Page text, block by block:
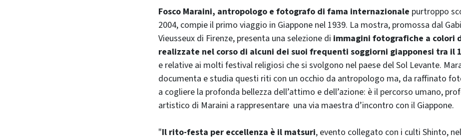
Fosco Maraini, antropologo e fotografo di fama internazionale purtroppo
2004, compie il primo viaggio in Giappone nel 1939. La mostra, promossa dal
Vieusseux di Firenze, presenta una selezione di immagini fotografiche a colori
realizzate nel corso di alcuni dei suoi frequenti soggiorni giapponesi tra il
e relative ai molti festival religiosi che si svolgono nel paese del Sol Levante.
documenta e studia questi riti con un occhio da antropologo ma, da raffinato
a cogliere la profonda bellezza dell’attimo e dell’azione: è il percorso umano,
artistico di Maraini a rappresentare una via maestra d’incontro con il Giappone.
"Il rito-festa per eccellenza è il matsuri, evento collegato con i culti Shinto,